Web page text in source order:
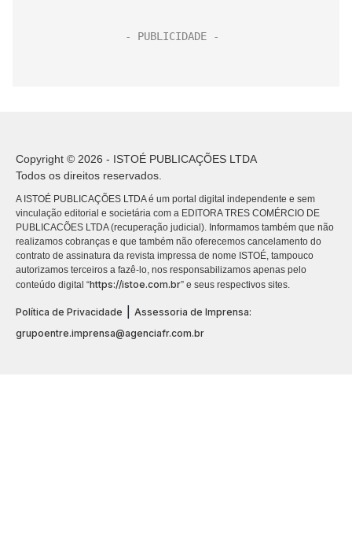
Copyright © 2026 - ISTOÉ PUBLICAÇÕES LTDA
Todos os direitos reservados.
A ISTOÉ PUBLICAÇÕES LTDA é um portal digital independente e sem
vinculação editorial e societária com a EDITORA TRES COMÉRCIO DE
PUBLICACÕES LTDA (recuperação judicial). Informamos também que não
realizamos cobranças e que também não oferecemos cancelamento do
contrato de assinatura da revista impressa de nome ISTOÉ, tampouco
autorizamos terceiros a fazê-lo, nos responsabilizamos apenas pelo
conteúdo digital “https://istoe.com.br” e seus respectivos sites.
Política de Privacidade
Assessoria de Imprensa:
grupoentre.imprensa@agenciafr.com.br